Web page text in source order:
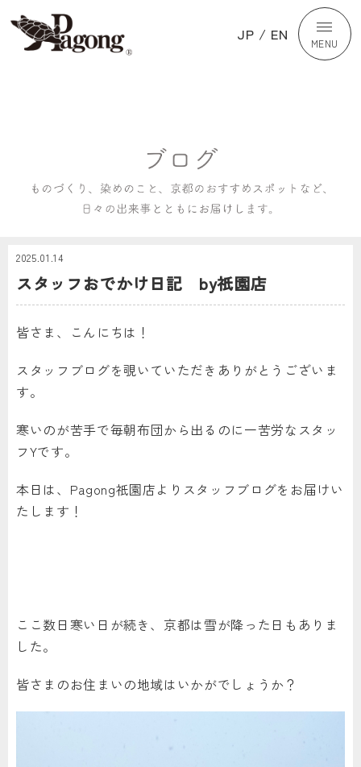
JP / EN MENU
2025.01.14
スタッフおでかけ日記 by祇園店
皆さま、こんにちは！
スタッフブログを覗いていただきありがとうございま
す。
寒いのが苦手で毎朝布団から出るのに一苦労なスタッ
フYです。
本日は、Pagong祇園店よりスタッフブログをお届けい
たします！
ここ数日寒い日が続き、京都は雪が降った日もありま
した。
皆さまのお住まいの地域はいかがでしょうか？